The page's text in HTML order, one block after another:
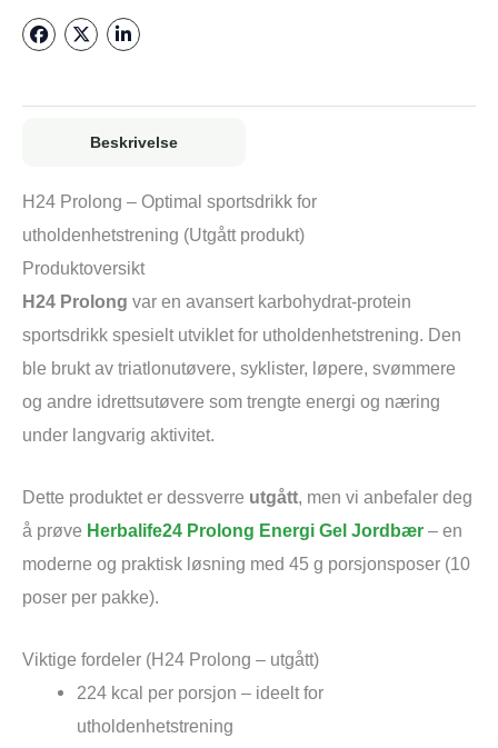
Beskrivelse
H24 Prolong – Optimal sportsdrikk for
utholdenhetstrening (Utgått produkt)
Produktoversikt
H24 Prolong var en avansert karbohydrat-protein
sportsdrikk spesielt utviklet for utholdenhetstrening. Den
ble brukt av triatlonutøvere, syklister, løpere, svømmere
og andre idrettsutøvere som trengte energi og næring
under langvarig aktivitet.
Dette produktet er dessverre utgått, men vi anbefaler deg
å prøve Herbalife24 Prolong Energi Gel Jordbær – en
moderne og praktisk løsning med 45 g porsjonsposer (10
poser per pakke).
Viktige fordeler (H24 Prolong – utgått)
224 kcal per porsjon – ideelt for
utholdenhetstrening